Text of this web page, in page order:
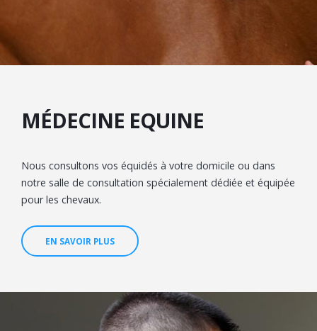
MÉDECINE EQUINE
Nous consultons vos équidés à votre domicile ou dans
notre salle de consultation spécialement dédiée et équipée
pour les chevaux.
EN SAVOIR PLUS